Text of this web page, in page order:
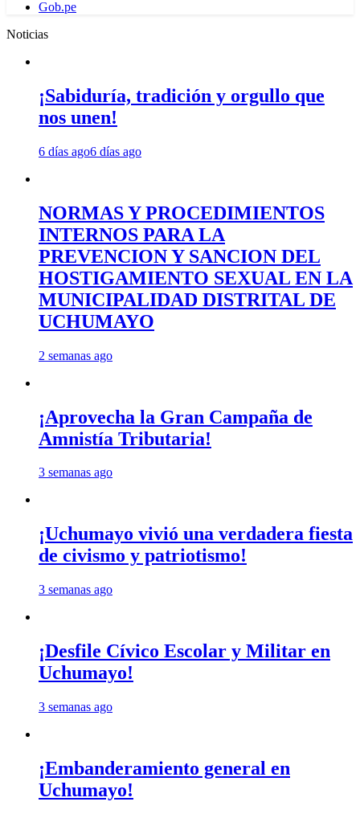
Gob.pe
Noticias
¡Sabiduría, tradición y orgullo que
nos unen!
6 días ago6 días ago
NORMAS Y PROCEDIMIENTOS
INTERNOS PARA LA
PREVENCION Y SANCION DEL
HOSTIGAMIENTO SEXUAL EN LA
MUNICIPALIDAD DISTRITAL DE
UCHUMAYO
2 semanas ago
¡Aprovecha la Gran Campaña de
Amnistía Tributaria!
3 semanas ago
¡Uchumayo vivió una verdadera fiesta
de civismo y patriotismo!
3 semanas ago
¡Desfile Cívico Escolar y Militar en
Uchumayo!
3 semanas ago
¡Embanderamiento general en
Uchumayo!